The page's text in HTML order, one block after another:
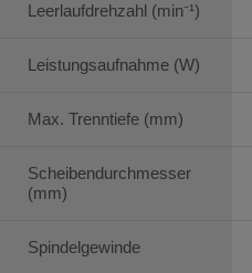
Leerlaufdrehzahl (min⁻¹)
Leistungsaufnahme (W)
Max. Trenntiefe (mm)
Scheibendurchmesser
(mm)
Spindelgewinde